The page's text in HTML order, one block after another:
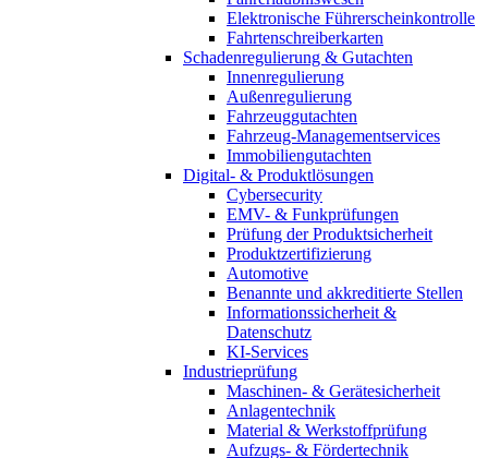
Elektronische Führerscheinkontrolle
Fahrtenschreiberkarten
Schadenregulierung & Gutachten
Innenregulierung
Außenregulierung
Fahrzeuggutachten
Fahrzeug-Managementservices
Immobiliengutachten
Digital- & Produktlösungen
Cybersecurity
EMV- & Funkprüfungen
Prüfung der Produktsicherheit
Produktzertifizierung
Automotive
Benannte und akkreditierte Stellen
Informationssicherheit &
Datenschutz
KI-Services
Industrieprüfung
Maschinen- & Gerätesicherheit
Anlagentechnik
Material & Werkstoffprüfung
Aufzugs- & Fördertechnik